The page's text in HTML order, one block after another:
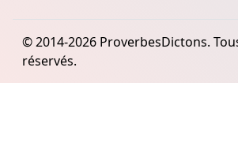
© 2014-2026 ProverbesDictons.
réservés.